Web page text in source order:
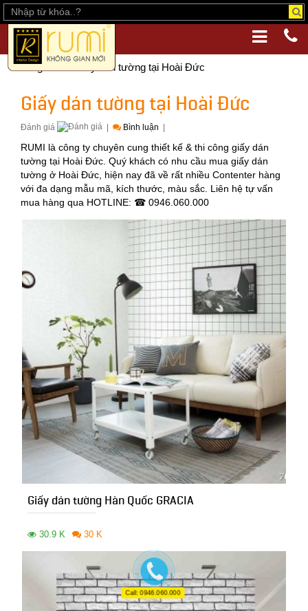
Trang chủ Giấy dán tường tại Hoài Đức
Giấy dán tường tại Hoài Đức
Đánh giá Bình luận
RUMI là công ty chuyên cung thiết kế & thi công giấy dán
tường tại Hoài Đức. Quý khách có nhu cầu mua giấy dán
tường ở Hoài Đức, hiện nay đã về rất nhiều Contenter hàng
với đa dạng mẫu mã, kích thước, màu sắc. Liên hệ tự vấn
mua hàng qua HOTLINE: ☎ 0946.060.000
Giấy dán tường Hàn Quốc GRACIA
30.9 K 30 K
Call: 0946.060.000